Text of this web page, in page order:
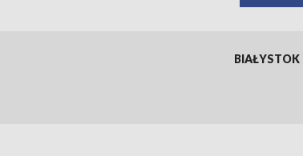
BIAŁYSTOK